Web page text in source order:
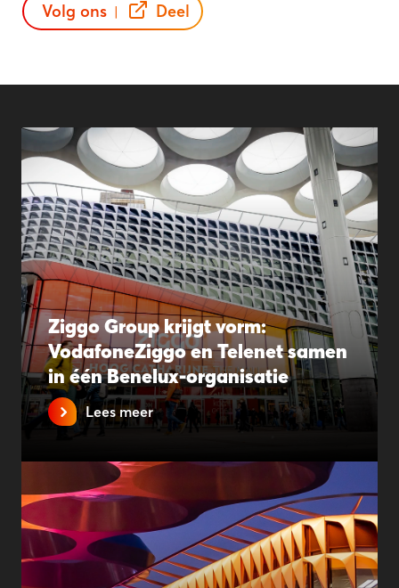
Volg ons | Deel
Ziggo Group krijgt vorm:
VodafoneZiggo en Telenet samen
in één Benelux-organisatie
Lees meer